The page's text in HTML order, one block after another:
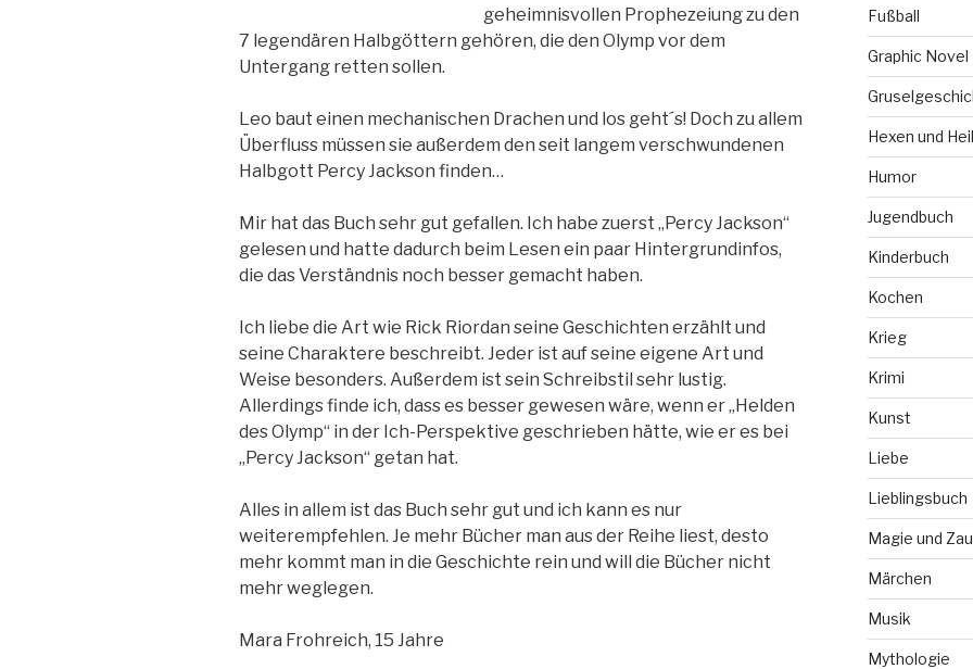
geheimnisvollen Prophezeiung zu den
7 legendären Halbgöttern gehören, die den Olymp vor dem
Untergang retten sollen.
Leo baut einen mechanischen Drachen und los geht´s! Doch zu allem
Überfluss müssen sie außerdem den seit langem verschwundenen
Halbgott Percy Jackson finden…
Mir hat das Buch sehr gut gefallen. Ich habe zuerst „Percy Jackson“
gelesen und hatte dadurch beim Lesen ein paar Hintergrundinfos,
die das Verständnis noch besser gemacht haben.
Ich liebe die Art wie Rick Riordan seine Geschichten erzählt und
seine Charaktere beschreibt. Jeder ist auf seine eigene Art und
Weise besonders. Außerdem ist sein Schreibstil sehr lustig.
Allerdings finde ich, dass es besser gewesen wäre, wenn er „Helden
des Olymp“ in der Ich-Perspektive geschrieben hätte, wie er es bei
„Percy Jackson“ getan hat.
Alles in allem ist das Buch sehr gut und ich kann es nur
weiterempfehlen. Je mehr Bücher man aus der Reihe liest, desto
mehr kommt man in die Geschichte rein und will die Bücher nicht
mehr weglegen.
Mara Frohreich, 15 Jahre
Fußball
Graphic Novel
Hexen und
Humor
Jugendbuch
Kinderbuch
Kochen
Krieg
Krimi
Kunst
Liebe
Lieblingsbuch
Magie und
Märchen
Musik
Mythologie